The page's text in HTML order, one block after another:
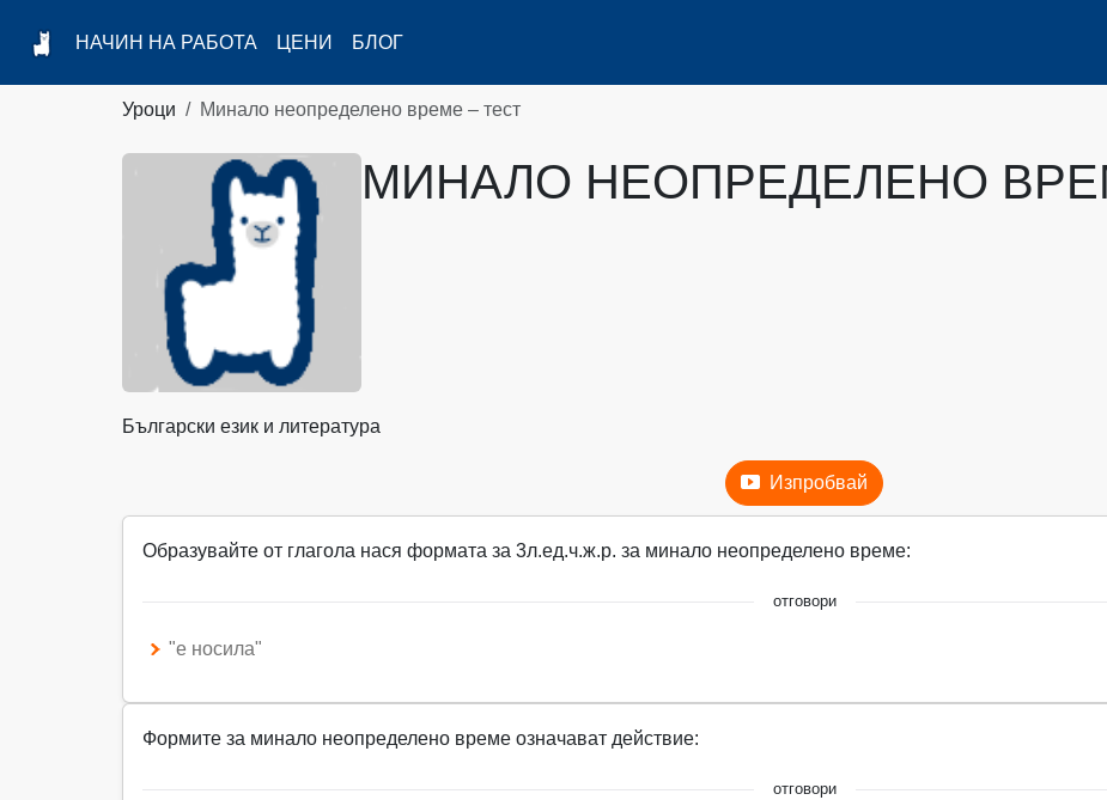
НАЧИН НА РАБОТА ЦЕНИ БЛОГ
Уроци Минало неопределено време – тест
МИНАЛО НЕОПРЕДЕЛЕНО
Български език и литература
Изпробвай
Образувайте от глагола нася формата за 3л.ед.ч.ж.р. за минало неопределено време:
отговори
"е носила"
Формите за минало неопределено време означават действие:
отговори